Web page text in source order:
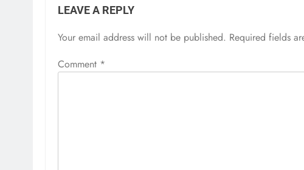
LEAVE A REPLY
Your email address will not be published. Required fields
Comment *